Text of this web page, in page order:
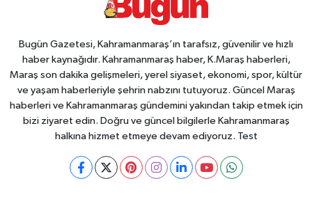
Bugün Gazetesi, Kahramanmaraş’ın tarafsız, güvenilir ve hızlı
haber kaynağıdır. Kahramanmaraş haber, K.Maraş haberleri,
Maraş son dakika gelişmeleri, yerel siyaset, ekonomi, spor, kültür
ve yaşam haberleriyle şehrin nabzını tutuyoruz. Güncel Maraş
haberleri ve Kahramanmaraş gündemini yakından takip etmek için
bizi ziyaret edin. Doğru ve güncel bilgilerle Kahramanmaraş
halkına hizmet etmeye devam ediyoruz. Test